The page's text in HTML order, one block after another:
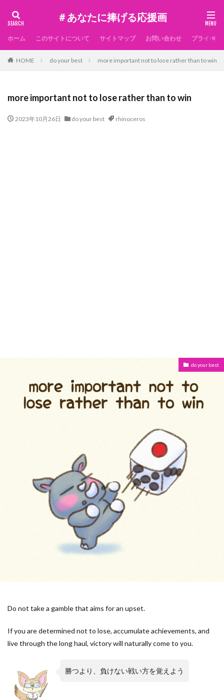
＃あなたに捧げる応援画
ホーム このサイトについて サイトマップ お問い合わせ プライベー
HOME do your best more important not to lose rather than to win
more important not to lose rather than to win
2023年10月26日 do your best rhinoceros
do your best
Do not take a gamble that aims for an upset.
If you are determined not to lose, accumulate achievements, and
live through the long haul, victory will naturally come to you.
勝つより、負けない戦い方を覚えよう